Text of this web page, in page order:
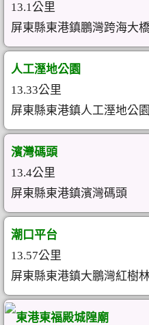
13.1公里
屏東縣東港鎮鵬灣跨海大
人工溼地公園
13.33公里
屏東縣東港鎮人工溼地公園
濱灣碼頭
13.4公里
屏東縣東港鎮濱灣碼頭
潮口平台
13.57公里
屏東縣東港鎮大鵬灣紅樹
東港東福殿城隍廟